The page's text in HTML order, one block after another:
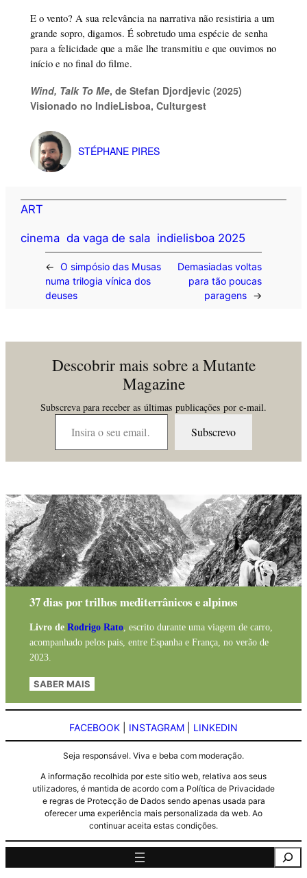
E o vento? A sua relevância na narrativa não resistiria a um
grande sopro, digamos. É sobretudo uma espécie de senha
para a felicidade que a mãe lhe transmitiu e que ouvimos no
início e no final do filme.
Wind, Talk To Me, de Stefan Djordjevic (2025)
Visionado no IndieLisboa, Culturgest
STÉPHANE PIRES
ART
cinema da vaga de sala indielisboa 2025
←
O simpósio das Musas
numa trilogia vínica dos
deuses
Demasiadas voltas
para tão poucas
paragens
→
Descobrir mais sobre a Mutante
Magazine
Subscreva para receber as últimas publicações por e-mail.
Insira o seu email…
Subscrevo
37 dias por trilhos mediterrânicos e alpinos
Livro de Rodrigo Rato, escrito durante uma viagem de carro,
acompanhado pelos pais, entre Espanha e França, no verão de
2023.
SABER MAIS
FACEBOOK INSTAGRAM LINKEDIN
Seja responsável. Viva e beba com moderação.
A informação recolhida por este sitio web, relativa aos seus
utilizadores, é mantida de acordo com a Política de Privacidade
e regras de Protecção de Dados sendo apenas usada para
oferecer uma experiência mais personalizada da web. Ao
continuar aceita estas condições.